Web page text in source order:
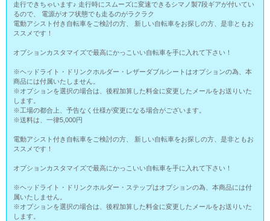
走行できちゃいます♪ 走行時にスムーズに変速できるシマノ製7段ギアが付いてい
るので、 電源がオフ状態でも走るのがラクラク
電動アシスト付き自転車をご検討の方、 新しい自転車をお探しの方、是非ともお
ススメです！
オプションカスタマイズで最高にかっこいい自転車を手に入れて下さい！
※ヘッドライト・ドリンクホルダー・レザーダブルシートはオプションの為、本
商品には付属いたしません。
※オプションを選択の場合は、後程加算した料金に変更したメールをお送りいた
します。
※工場の都合上、予告なく仕様が変更になる場合がございます。
※送料は、一律5,000円
電動アシスト付き自転車をご検討の方、 新しい自転車をお探しの方、是非ともお
ススメです！
オプションカスタマイズで最高にかっこいい自転車を手に入れて下さい！
※ヘッドライト・ドリンクホルダー・ステップはオプションの為、本商品には付
属いたしません。
※オプションを選択の場合は、後程加算した料金に変更したメールをお送りいた
します。